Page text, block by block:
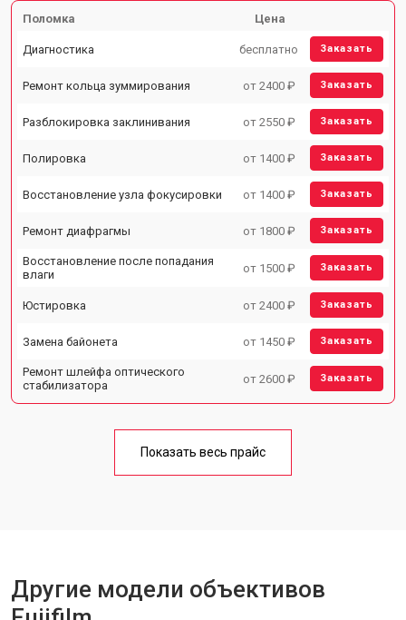
Поломка Цена
Диагностика бесплатно Заказать
Ремонт кольца зуммирования от 2400 ₽ Заказать
Разблокировка заклинивания от 2550 ₽ Заказать
Полировка от 1400 ₽ Заказать
Восстановление узла фокусировки от 1400 ₽ Заказать
Ремонт диафрагмы от 1800 ₽ Заказать
Восстановление после попадания
влаги
от 1500 ₽ Заказать
Юстировка от 2400 ₽ Заказать
Замена байонета от 1450 ₽ Заказать
Ремонт шлейфа оптического
стабилизатора
от 2600 ₽ Заказать
Показать весь прайс
Другие модели объективов